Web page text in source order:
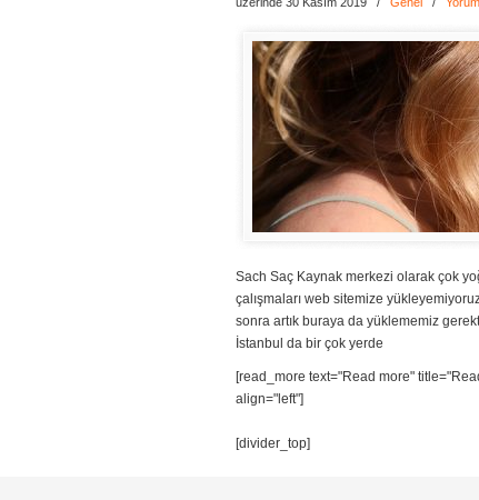
Sach Saç Kaynak merkezi olarak çok
çalışmaları web sitemize
sonra artık buraya da yüklememiz
İstanbul da bir çok yerde
[read_more text="Read more"
align="left"]
[divider_top]